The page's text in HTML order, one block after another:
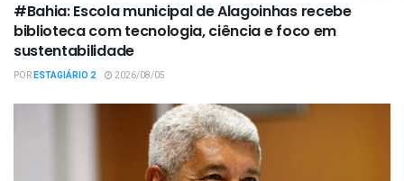
#Bahia: Escola municipal de Alagoinhas recebe
biblioteca com tecnologia, ciência e foco em
sustentabilidade
PORESTAGIÁRIO 2 2026/08/05